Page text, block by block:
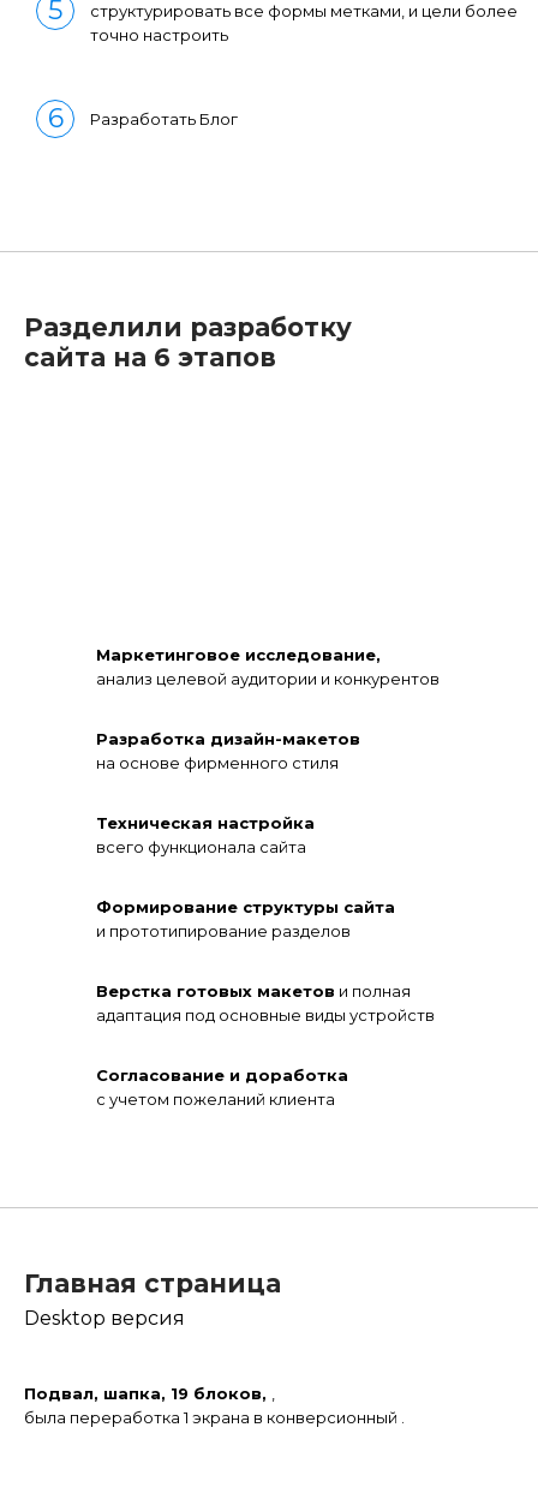
структурировать все формы метками, и цели более
точно настроить
Разработать Блог
Разделили разработку
сайта на 6 этапов
Маркетинговое исследование,
анализ целевой аудитории и конкурентов
Разработка дизайн-макетов
на основе фирменного стиля
Техническая настройка
всего функционала сайта
Формирование структуры сайта
и прототипирование разделов
Верстка готовых макетов и полная
адаптация под основные виды устройств
Согласование и доработка
с учетом пожеланий клиента
Главная страница
Desktop версия
Подвал, шапка, 19 блоков,
была переработка 1 экрана в конверсионный .